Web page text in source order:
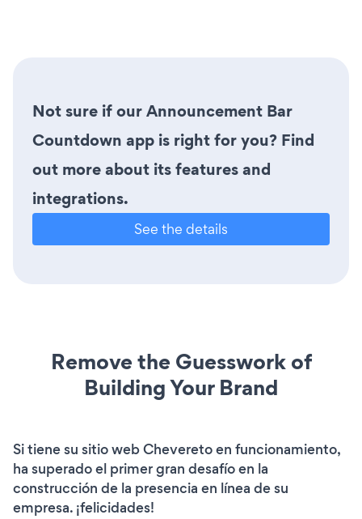
Not sure if our Announcement Bar
Countdown app is right for you? Find
out more about its features and
integrations.
See the details
Remove the Guesswork of
Building Your Brand
Si tiene su sitio web Chevereto en funcionamiento,
ha superado el primer gran desafío en la
construcción de la presencia en línea de su
empresa. ¡felicidades!